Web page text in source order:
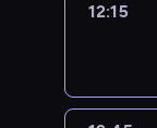
12:15